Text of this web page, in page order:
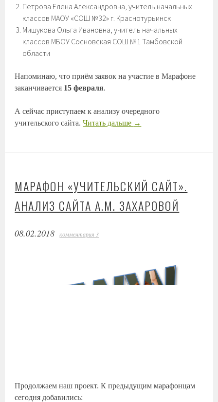
Петрова Елена Александровна, учитель начальных
классов МАОУ «СОШ №32» г. Краснотурьинск
Мишукова Ольга Ивановна, учитель начальных
классов МБОУ Сосновская СОШ №1 Тамбовской
области
Напоминаю, что приём заявок на участие в Марафоне
заканчивается 15 февраля.
А сейчас приступаем к анализу очередного
учительского сайта.Читать дальше →
МАРАФОН «УЧИТЕЛЬСКИЙ САЙТ».
АНАЛИЗ САЙТА А.М. ЗАХАРОВОЙ
08.02.2018 комментария 3
Продолжаем наш проект. К предыдущим марафонцам
сегодня добавились: